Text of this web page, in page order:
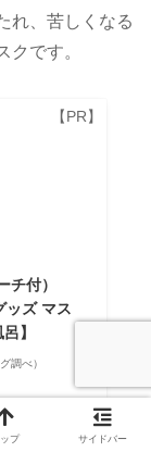
れ、苦しくなる
クです。
チ付）
ッズ マス
】
調べ）
ップ サイドバー